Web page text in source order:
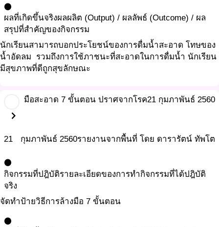
circle
ผลที่เกิดขึ้นจริงผลผลิต (Output) / ผลลัพธ์ (Outcome) / ผล
สรุปที่สำคัญของกิจกรรม
นักเรียนสามารถบอกประโยชน์ของการดื่มน้ำสะอาด โทษของ
น้ำอัดลม รวมถึงการใช้ภาชนะที่สะอาดในการดื่มน้ำ นักเรียน
มีสุขภาพที่ดีถูกสุขลักษณะ
มือสะอาด 7 ขั้นตอน ปราศจากโรค21 กุมภาพันธ์ 2560
chevron_right
21 กุมภาพันธ์ 2560รายงานจากพื้นที่ โดย ดารารัตน์ ทัพโต
circle
กิจกรรมที่ปฎิบัติรายละเอียดของการทำกิจกรรมที่ได้ปฎิบัติ
จริง
จัดทำป้ายวิธีการล้างมือ 7 ขั้นตอน
circle